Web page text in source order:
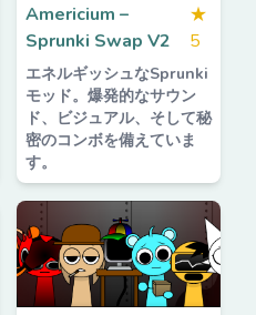
Americium –
Sprunki Swap V2
★
5
エネルギッシュなSprunki
モッド。爆発的なサウン
ド、ビジュアル、そして秘
密のコンボを備えていま
す。